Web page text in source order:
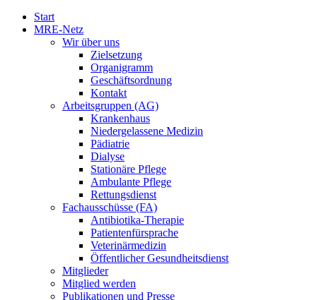
Start
MRE-Netz
Wir über uns
Zielsetzung
Organigramm
Geschäftsordnung
Kontakt
Arbeitsgruppen (AG)
Krankenhaus
Niedergelassene Medizin
Pädiatrie
Dialyse
Stationäre Pflege
Ambulante Pflege
Rettungsdienst
Fachausschüsse (FA)
Antibiotika-Therapie
Patientenfürsprache
Veterinärmedizin
Öffentlicher Gesundheitsdienst
Mitglieder
Mitglied werden
Publikationen und Presse